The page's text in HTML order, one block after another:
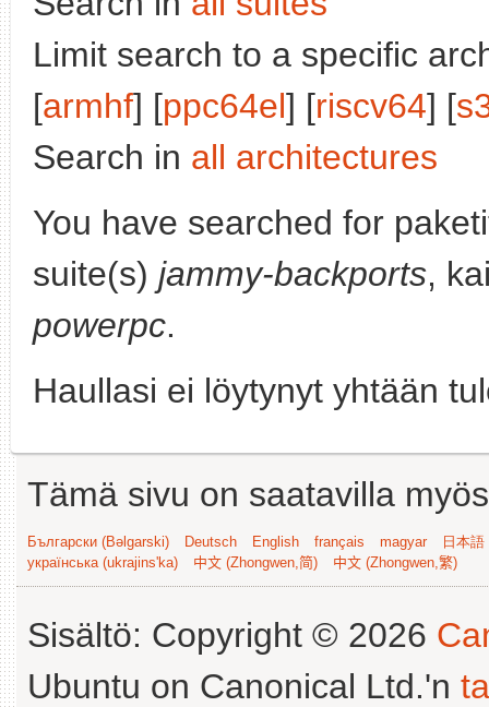
Limit search to a specific
[armhf] [ppc64el] [riscv64] [
Search in all architectures
You have searched for
suite(s) jammy-backports,
powerpc.
Haullasi ei löytynyt yhtään
Tämä sivu on saatavilla
Български (Bəlgarski) Deutsch English français magyar
日本
українська (ukrajins'ka)
中文 (Zhongwen,简) 中文 (Zhongwen,繁)
Sisältö: Copyright © 2026
Ubuntu on Canonical Ltd.'n